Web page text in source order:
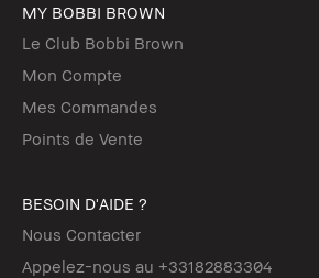
MY BOBBI BROWN
Le Club Bobbi Brown
Mon Compte
Mes Commandes
Points de Vente
BESOIN D'AIDE ?
Nous Contacter
Appelez-nous au +33182883304